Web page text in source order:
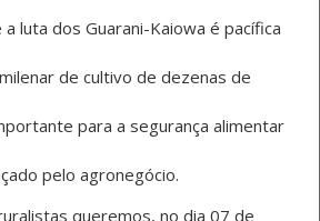
luta dos Guarani-Kaiowa é pacífica
de cultivo de dezenas de
para a segurança alimentar
pelo agronegócio.
queremos, no dia 07 de